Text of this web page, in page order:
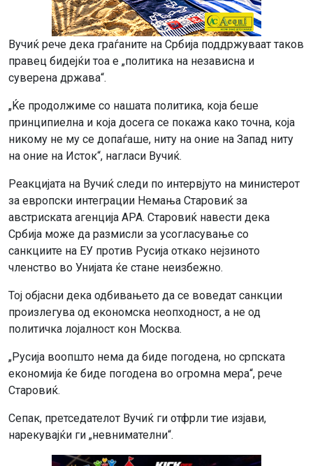
Вучиќ рече дека граѓаните на Србија поддржуваат таков
правец бидејќи тоа е „политика на независна и
суверена држава“.
„Ќе продолжиме со нашата политика, која беше
принципиелна и која досега се покажа како точна, која
никому не му се допаѓаше, ниту на оние на Запад ниту
на оние на Исток“, нагласи Вучиќ.
Реакцијата на Вучиќ следи по интервјуто на министерот
за европски интеграции Немања Старовиќ за
австриската агенција APA. Старовиќ навести дека
Србија може да размисли за усогласување со
санкциите на ЕУ против Русија откако нејзиното
членство во Унијата ќе стане неизбежно.
Тој објасни дека одбивањето да се воведат санкции
произлегува од економска неопходност, а не од
политичка лојалност кон Москва.
„Русија воопшто нема да биде погодена, но српската
економија ќе биде погодена во огромна мера“, рече
Старовиќ.
Сепак, претседателот Вучиќ ги отфрли тие изјави,
нарекувајќи ги „невнимателни“.